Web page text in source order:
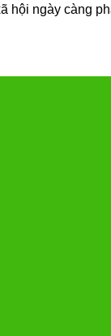
ngày càng